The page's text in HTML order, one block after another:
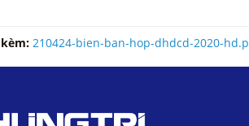
210424-bien-ban-hop-dhdcd-2020-